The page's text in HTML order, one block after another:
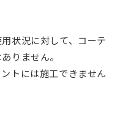
状況に対して、コーテ
りません。
トには施工できません